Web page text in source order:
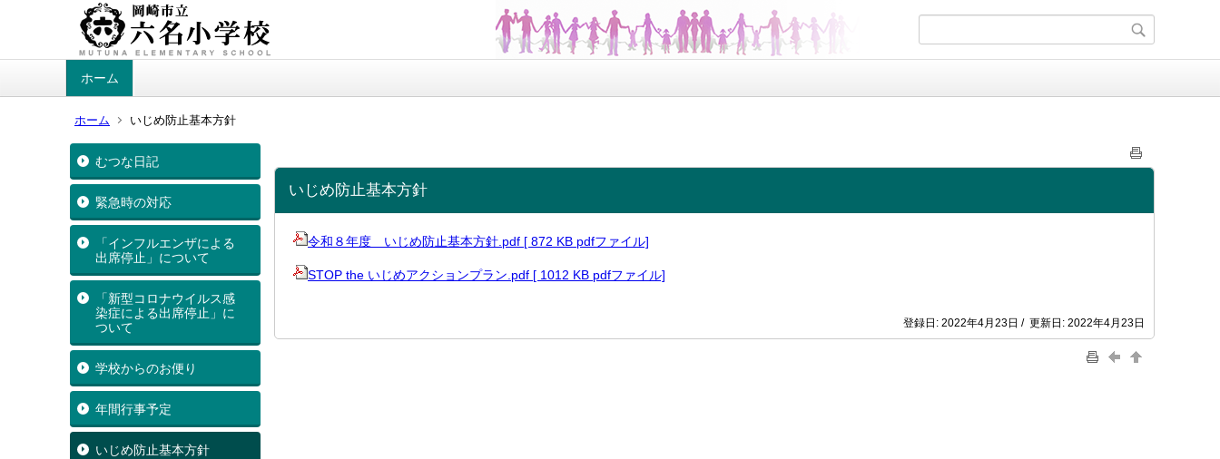
ホーム
ホーム いじめ防止基本方針
むつな日記
緊急時の対応
「インフルエンザによる
出席停止」について
「新型コロナウイルス感
染症による出席停止」に
ついて
学校からのお便り
年間行事予定
いじめ防止基本方針
いじめ防止基本方針
令和８年度 いじめ防止基本方針.pdf [ 872 KB pdfファイル]
STOP the いじめアクションプラン.pdf [ 1012 KB pdfファイル]
登録日: 2022年4月23日 / 更新日: 2022年4月23日